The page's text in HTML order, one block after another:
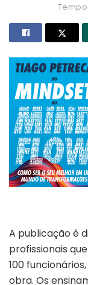
A publicação é
profissionais
100
obra. Os